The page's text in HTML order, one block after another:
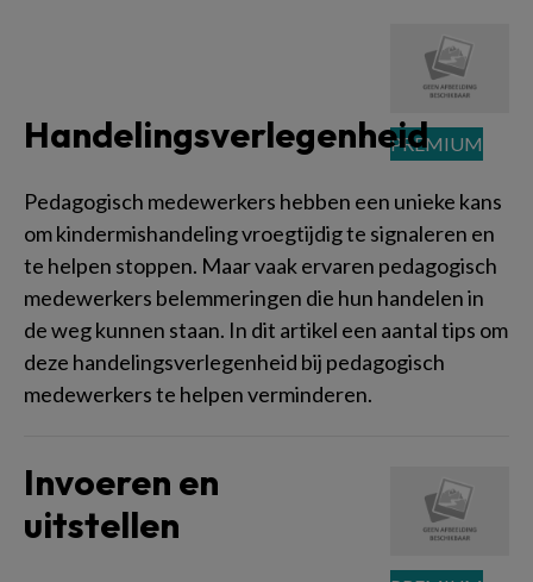
Handelingsverlegenheid
Pedagogisch medewerkers hebben een unieke kans
om kindermishandeling vroegtijdig te signaleren en
te helpen stoppen. Maar vaak ervaren pedagogisch
medewerkers belemmeringen die hun handelen in
de weg kunnen staan. In dit artikel een aantal tips om
deze handelingsverlegenheid bij pedagogisch
medewerkers te helpen verminderen.
Invoeren en
uitstellen